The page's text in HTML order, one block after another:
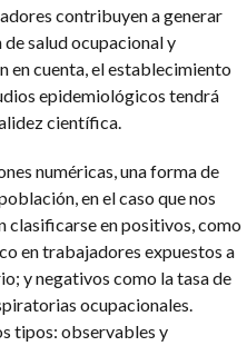
contribuyen a generar
salud ocupacional y
en cuenta, el establecimiento
epidemiológicos tendrá
científica.
numéricas, una forma de
en el caso que nos
clasificarse en positivos, como
en trabajadores expuestos a
y negativos como la tasa de
ocupacionales.
tipos: observables y